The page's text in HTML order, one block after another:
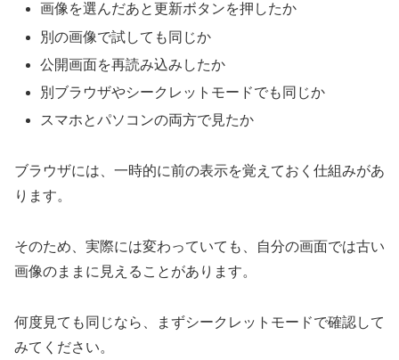
画像を選んだあと更新ボタンを押したか
別の画像で試しても同じか
公開画面を再読み込みしたか
別ブラウザやシークレットモードでも同じか
スマホとパソコンの両方で見たか
ブラウザには、一時的に前の表示を覚えておく仕組みがあ
ります。
そのため、実際には変わっていても、自分の画面では古い
画像のままに見えることがあります。
何度見ても同じなら、まずシークレットモードで確認して
みてください。